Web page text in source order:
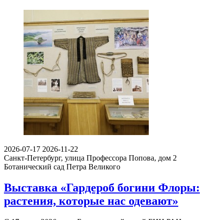
2026-07-17 2026-11-22
Санкт-Петербург, улица Профессора Попова, дом 2
Ботанический сад Петра Великого
Выставка «Гардероб богини Флоры:
растения, которые нас одевают»